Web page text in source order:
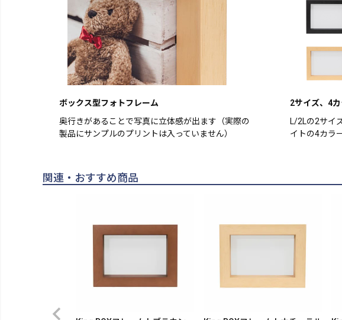
ボックス型フォトフレーム
奥行きがあることで写真に立体感が出ます（実際の
製品にサンプルのプリントは入っていません）
2サイズ、4
L/2Lの2サイ
イトの4カラ
関連・おすすめ商品